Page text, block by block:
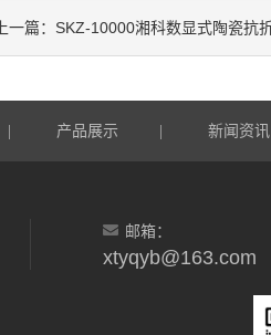
上一篇： SKZ-10000湘科数显式陶瓷抗
产品展示 新闻资讯
邮箱：
xtyqyb@163.com